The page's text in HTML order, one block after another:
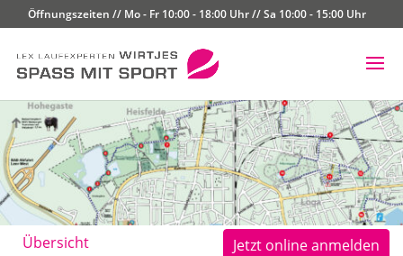
Öffnungszeiten // Mo - Fr 10:00 - 18:00 Uhr // Sa 10:00 - 15:00 Uhr
Übersicht
Jetzt online anmelden